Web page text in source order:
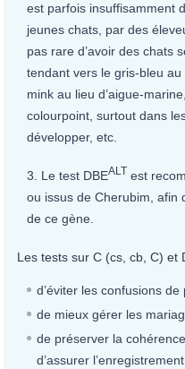
est parfois insuffisamment
jeunes chats, par des
pas rare d’avoir des chats
tendant vers le gris-bleu au
mink au lieu d’aigue-
colourpoint, surtout dans
développer, etc.
Le test DBEALT est
ou issus de Cherubim, afin
de ce gène.
Les tests sur C (cs, cb, C) et
d’éviter les confusions de
de mieux gérer les
de préserver la
d’assurer